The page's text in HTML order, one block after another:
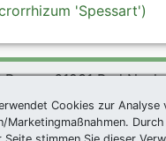
'Spessart')
61231 Bad
Präsent *|Agel Rosen
|Impressum|
Cookies zur Analyse
Marketingmaßnahmen.